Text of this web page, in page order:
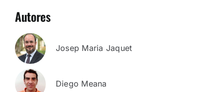
Autores
Josep Maria Jaquet
Diego Meana